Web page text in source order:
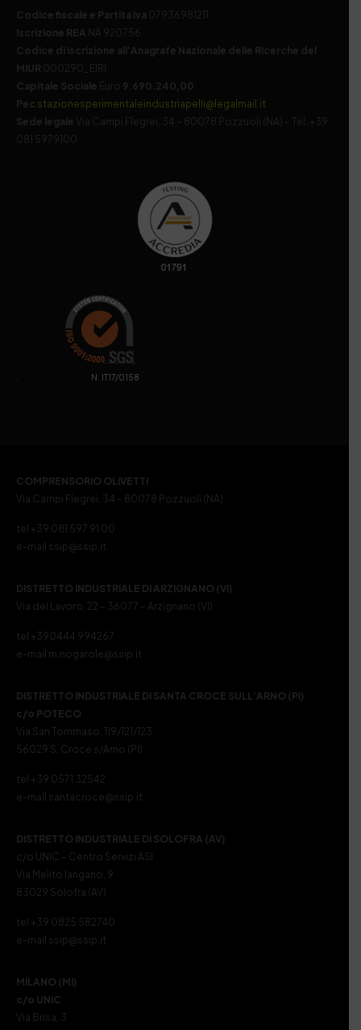
Codice fiscale e Partita Iva 07936981211
Iscrizione REA NA 920756
Codice di iscrizione all’Anagrafe Nazionale delle Ricerche del
MIUR 000290_EIRI
Capitale Sociale Euro 9.690.240,00
Pec stazionesperimentaleindustriapelli@legalmail.it
Sede legale
Via Campi Flegrei, 34 – 80078 Pozzuoli (NA) – Tel. +39
081 5979100
. N. IT17/0158
COMPRENSORIO OLIVETTI
Via Campi Flegrei, 34 – 80078 Pozzuoli (NA)
tel +39 081 597 91 00
e-mail ssip@ssip.it
DISTRETTO INDUSTRIALE DI ARZIGNANO (VI)
Via del Lavoro, 22 – 36077 – Arzignano (VI)
tel +390444 994267
e-mail m.nogarole@ssip.it
DISTRETTO INDUSTRIALE DI SANTA CROCE SULL’ARNO (PI)
c/o POTECO
Via San Tommaso, 119/121/123
56029 S. Croce s/Arno (PI)
tel +39 0571 32542
e-mail santacroce@ssip.it
DISTRETTO INDUSTRIALE DI SOLOFRA (AV)
c/o UNIC – Centro Servizi ASI
Via Melito Iangano, 9
83029 Solofra (AV)
tel +39 0825 582740
e-mail ssip@ssip.it
MILANO (MI)
c/o UNIC
Via Brisa, 3